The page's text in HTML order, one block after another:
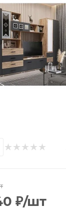
₽/шт